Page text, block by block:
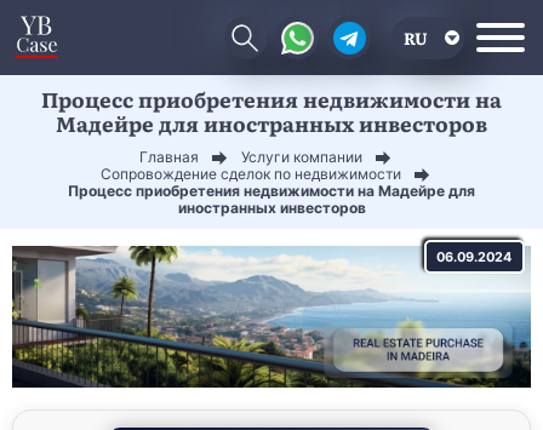
RU
EN
Процесс приобретения недвижимости на
Мадейре для иностранных инвесторов
Главная
Услуги компании
Сопровождение сделок по недвижимости
Процесс приобретения недвижимости на Мадейре для
иностранных инвесторов
06.09.2024